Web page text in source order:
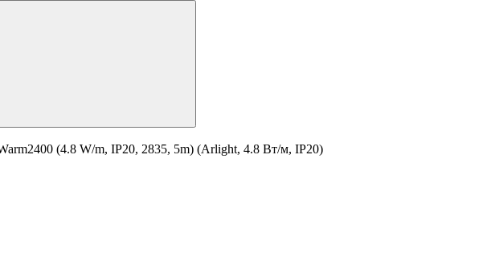
(4.8 W/m, IP20, 2835, 5m) (Arlight, 4.8 Вт/м, IP20)